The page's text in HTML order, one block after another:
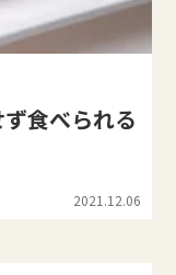
食べられる
2021.12.06